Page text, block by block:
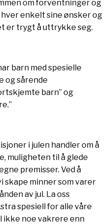
om forventninger og
hver enkelt sine ønsker og
er trygt å uttrykke seg.
barn med spesielle
og sårende
barn” og
i julen handler om å
muligheten til å glede
premisser. Ved å
skape minner som varer
av jul. La oss
spesiell for alle våre
ikke noe vakrere enn